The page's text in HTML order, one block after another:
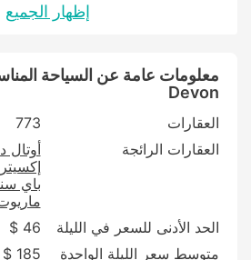
Budleigh Salterton
Chulmleigh
Colyton
Crediton
Dawlish
Exeter
إظهار الجميع
معلومات عامة عن السياحة
Devon
العقارات
773
العقارات الرائجة
أوتال
باي
الحد الأدنى للسعر في الليلة
46 $
متوسط سعر الليلة الواحدة
185 $